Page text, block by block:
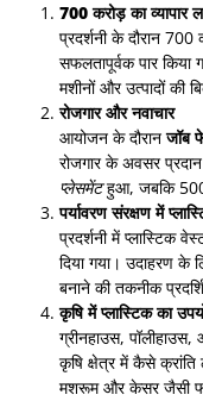
700 करोड़ का व्यापार
प्रदर्शनी के दौरान
सफलतापूर्वक पार
मशीनों और उत्पादों की
रोजगार और नवाचार
आयोजन के दौरानजॉब
रोजगार के अवसर
प्लेसमेंटहुआ, जबकि 500
पर्यावरण संरक्षण में
प्रदर्शनी में प्लास्टिक
दिया गया। उदाहरण
बनाने की तकनीक
कृषि में प्लास्टिक का
ग्रीनहाउस,
कृषि क्षेत्र में कैसे क्रांति
मशरूम और केसर जैसी